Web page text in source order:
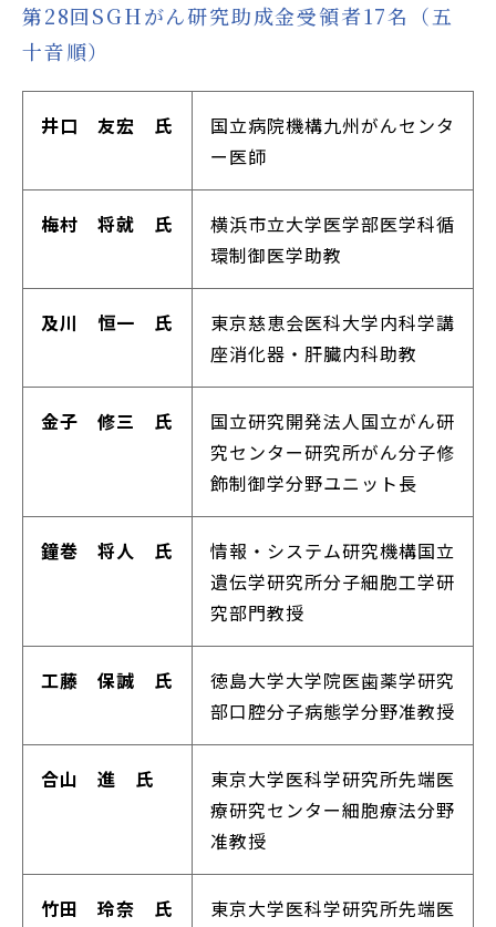
第28回SGHがん研究助成金受領者17名（五
十音順）
井口 友宏 氏
国立病院機構九州がんセンタ
ー医師
梅村 将就 氏
横浜市立大学医学部医学科循
環制御医学助教
及川 恒一 氏
東京慈恵会医科大学内科学講
座消化器・肝臓内科助教
金子 修三 氏
国立研究開発法人国立がん研
究センター研究所がん分子修
飾制御学分野ユニット長
鐘巻 将人 氏
情報・システム研究機構国立
遺伝学研究所分子細胞工学研
究部門教授
工藤 保誠 氏
徳島大学大学院医歯薬学研究
部口腔分子病態学分野准教授
合山 進 氏
東京大学医科学研究所先端医
療研究センター細胞療法分野
准教授
竹田 玲奈 氏
東京大学医科学研究所先端医